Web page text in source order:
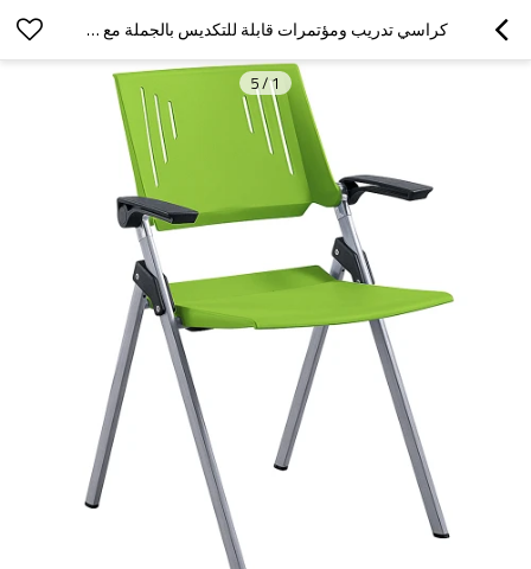
كراسي تدريب ومؤتمرات قابلة للتكديس بالجملة مع مساند للذراعين لمكتبة المدرسة المكتبية
1
/
5